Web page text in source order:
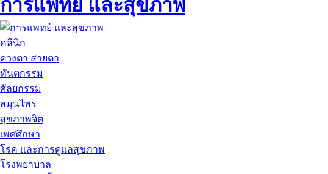
การแพทย์ และสุขภาพ
คลีนิก
ดวงตา สายตา
ทันตกรรม
ศัลยกรรม
สมุนไพร
สุขภาพจิต
เพศศึกษา
โรค และการดูแลสุขภาพ
โรงพยาบาล